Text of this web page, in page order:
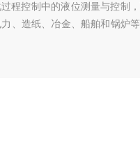
程控制中的液位测量与控制
、造纸、冶金、船舶和锅炉